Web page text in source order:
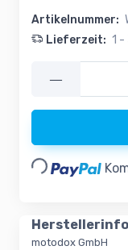
Artikelnummer:
Lieferzeit: 1 -
—
Loading...
motodox GmbH